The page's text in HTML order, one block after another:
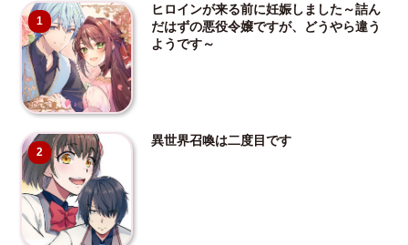
1
ヒロインが来る前に妊娠しました～詰ん
だはずの悪役令嬢ですが、どうやら違う
ようです～
2
異世界召喚は二度目です